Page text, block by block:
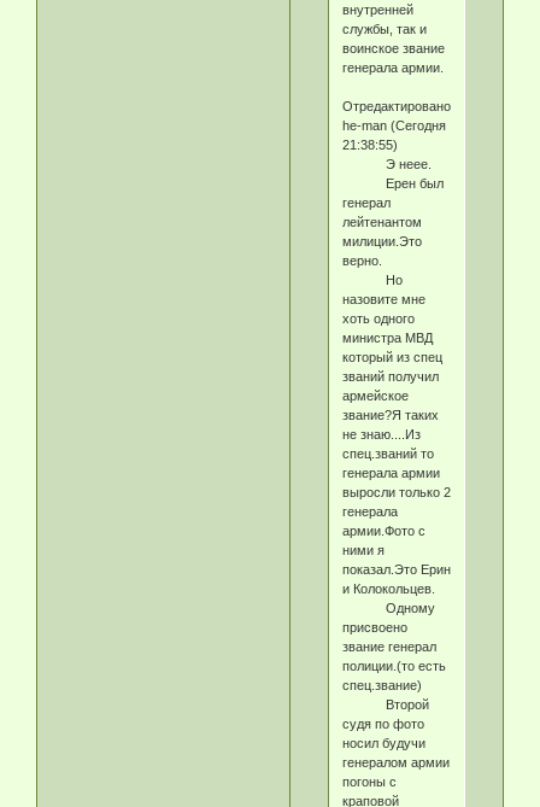
внутренней
службы, так и
воинское звание
генерала армии.
Отредактировано
he-man (Сегодня
21:38:55)
Э неее.
Ерен был
генерал
лейтенантом
милиции.Это
верно.
Но
назовите мне
хоть одного
министра МВД
который из спец
званий получил
армейское
звание?Я таких
не знаю....Из
спец.званий то
генерала армии
выросли только 2
генерала
армии.Фото с
ними я
показал.Это Ерин
и Колокольцев.
Одному
присвоено
звание генерал
полиции.(то есть
спец.звание)
Второй
судя по фото
носил будучи
генералом армии
погоны с
краповой